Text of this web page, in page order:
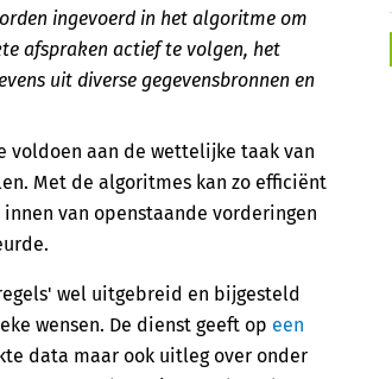
ingevoerd in het algoritme om
afspraken actief te volgen, het
uit diverse gegevensbronnen en
voldoen aan de wettelijke taak van
Met de algoritmes kan zo efficiënt
van openstaande vorderingen
wel uitgebreid en bijgesteld
wensen. De dienst geeft op een
data maar ook uitleg over onder